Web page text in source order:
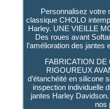
Personnalisez votre
classique CHOLO
Harley. UNE VIEILLE
Des roues avant
l’amélioration des
FABRICATION
RIGOUREUX
d’étanchéité en silicone
inspection individuelle
jantes Harley
nos